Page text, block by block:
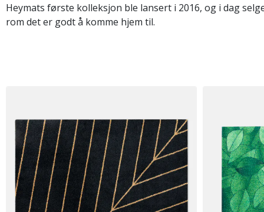
Heymats første kolleksjon ble lansert i 2016, og i dag
rom det er godt å komme hjem til.